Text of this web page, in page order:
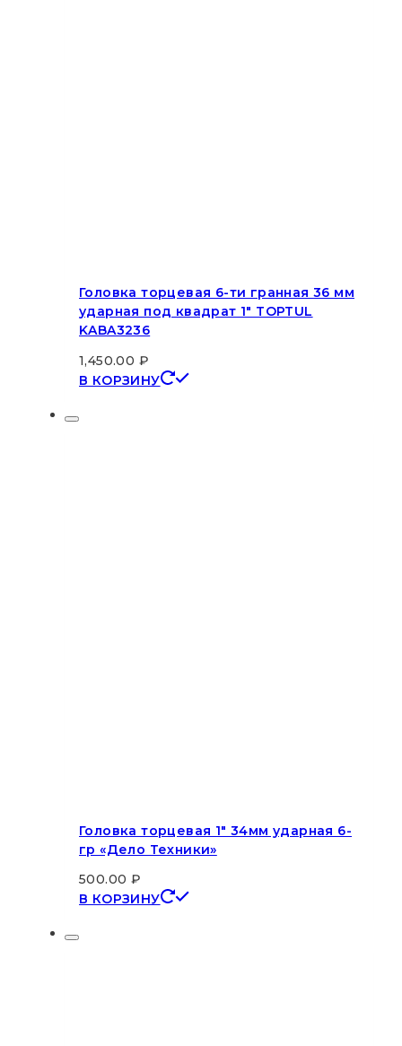
Головка торцевая 6-ти гранная 36 мм
ударная под квадрат 1″ TOPTUL
KABA3236
1,450.00 ₽
В КОРЗИНУ
Головка торцевая 1″ 34мм ударная 6-
гр «Дело Техники»
500.00 ₽
В КОРЗИНУ